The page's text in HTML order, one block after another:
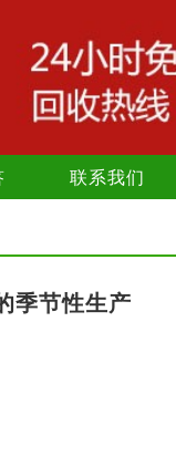
联系我们
季节性生产